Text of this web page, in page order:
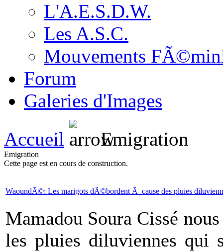
L'A.E.S.D.W.
Les A.S.C.
Mouvements
Forum
Galeries d'Images
Accueil
Emigration
Emigration
Cette page est en cours de construction.
WaoundÃ©: Les marigots dÃ©bordent Ã cause des pluies
Mamadou Soura Cissé
les pluies diluviennes qui